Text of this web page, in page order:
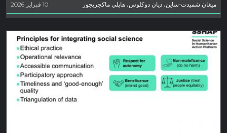
ميغان شميدت-ساين، ديان دوكلوس، هايلي ماكجريجور 10 فبراير 2026